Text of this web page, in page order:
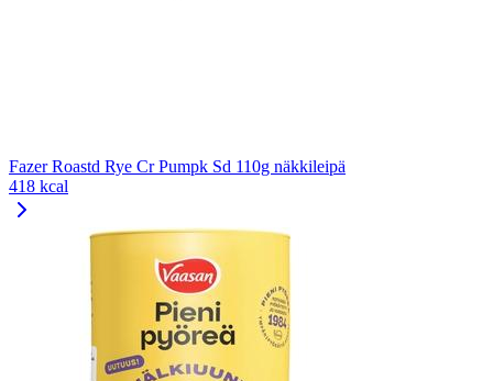
Fazer Roastd Rye Cr Pumpk Sd 110g näkkileipä
418 kcal